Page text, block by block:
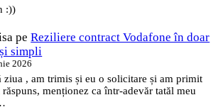
:))
peReziliere contract Vodafone în doar
simpli
2026
ziua , am trimis și eu o solicitare și am primit
răspuns, menționez ca într-adevăr tatăl meu